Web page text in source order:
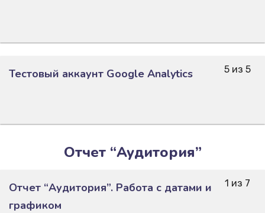
5 из 5
Тестовый аккаунт Google Analytics
Отчет “Аудитория”
1 из 7
Отчет “Аудитория”. Работа с датами и
графиком